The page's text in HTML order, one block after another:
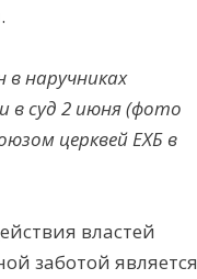
наручниках
в суд 2 июня (фото
церквей ЕХБ в
властей
заботой является